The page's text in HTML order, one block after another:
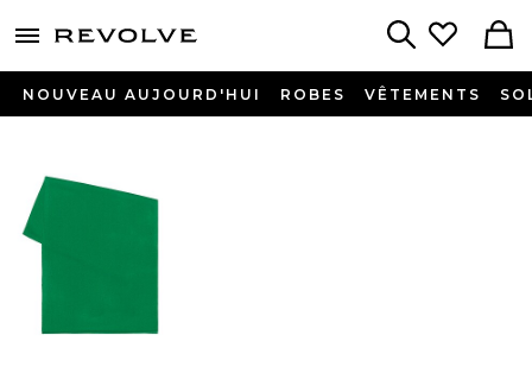
menu - shows more content
NOUVEAU AUJOURD'HUI ROBES VÊTEMENTS